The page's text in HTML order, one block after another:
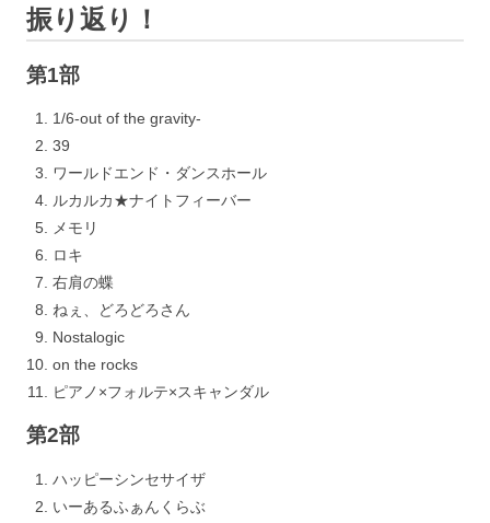
振り返り！
第1部
1/6-out of the gravity-
39
ワールドエンド・ダンスホール
ルカルカ★ナイトフィーバー
メモリ
ロキ
右肩の蝶
ねぇ、どろどろさん
Nostalogic
on the rocks
ピアノ×フォルテ×スキャンダル
第2部
ハッピーシンセサイザ
いーあるふぁんくらぶ